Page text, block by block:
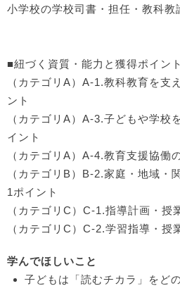
小学校の学校司書・担任・教科教
■紐づく資質・能力と獲得ポイント
（カテゴリA）A-1.教科教育を支
ント
（カテゴリA）A-3.子どもや学校
イント
（カテゴリA）A-4.教育支援協働
（カテゴリB）B-2.家庭・地域・
1ポイント
（カテゴリC）C-1.指導計画・授
（カテゴリC）C-2.学習指導・授
学んでほしいこと
子どもは「読むチカラ」をど